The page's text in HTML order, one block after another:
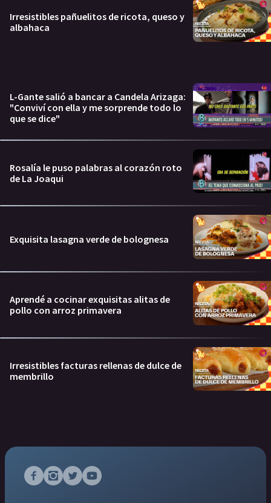
Irresistibles pañuelitos de ricota, queso y
albahaca
L-Gante salió a bancar a Candela Arizaga:
"Conviví con ella y me sorprende todo lo
que se dice"
Rosalía le puso palabras al corazón roto
de La Joaqui
Exquisita lasagna verde de bolognesa
Aprendé a cocinar exquisitas alitas de
pollo con arroz primavera
Irresistibles facturas rellenas de dulce de
membrillo